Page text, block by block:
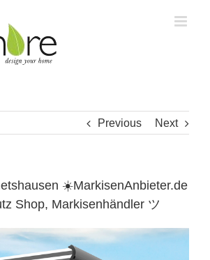
Previous Next
☀️MarkisenAnbieter.de
Shop, Markisenhändler ツ